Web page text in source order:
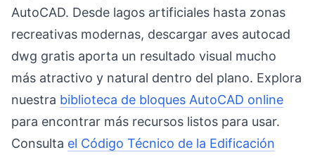
AutoCAD. Desde lagos artificiales hasta zonas
recreativas modernas, descargar aves autocad
dwg gratis aporta un resultado visual mucho
más atractivo y natural dentro del plano. Explora
nuestra biblioteca de bloques AutoCAD online
para encontrar más recursos listos para usar.
Consulta el Código Técnico de la Edificación